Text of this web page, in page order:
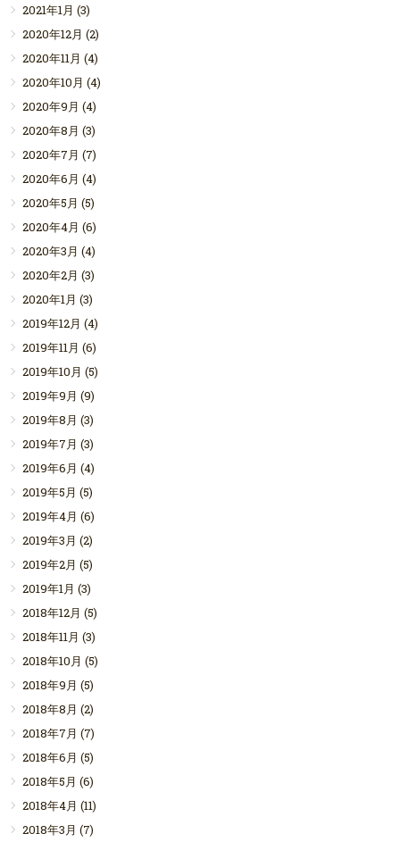
2021年1月 (3)
2020年12月 (2)
2020年11月 (4)
2020年10月 (4)
2020年9月 (4)
2020年8月 (3)
2020年7月 (7)
2020年6月 (4)
2020年5月 (5)
2020年4月 (6)
2020年3月 (4)
2020年2月 (3)
2020年1月 (3)
2019年12月 (4)
2019年11月 (6)
2019年10月 (5)
2019年9月 (9)
2019年8月 (3)
2019年7月 (3)
2019年6月 (4)
2019年5月 (5)
2019年4月 (6)
2019年3月 (2)
2019年2月 (5)
2019年1月 (3)
2018年12月 (5)
2018年11月 (3)
2018年10月 (5)
2018年9月 (5)
2018年8月 (2)
2018年7月 (7)
2018年6月 (5)
2018年5月 (6)
2018年4月 (11)
2018年3月 (7)